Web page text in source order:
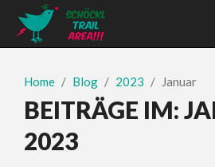
Home Blog 2023 Januar
BEITRÄGE IM:
2023